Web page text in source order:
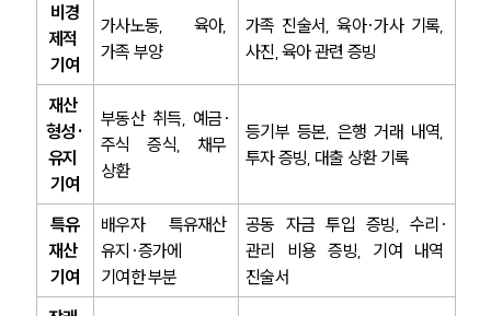
비경
제적
기여
가사노동, 육아,
가족 부양
가족 진술서, 육아·가사 기록,
사진, 육아 관련 증빙
재산
형성·
유지
기여
부동산 취득, 예금·
주식 증식, 채무
상환
등기부 등본, 은행 거래 내역,
투자 증빙, 대출 상환 기록
특유
재산
기여
배우자 특유재산
유지·증가에
기여한 부분
공동 자금 투입 증빙, 수리·
관리 비용 증빙, 기여 내역
진술서